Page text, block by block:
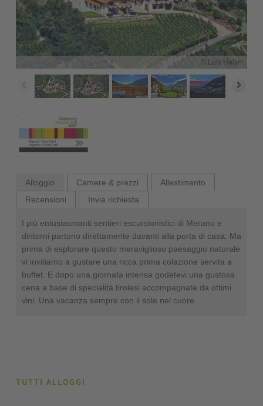
© Luis Haller
Alloggio Camere & prezzi
Allestimento
Recensioni
Invia richiesta
I più entusiasmanti sentieri escursionistici di Merano e
dintorni partono direttamente davanti alla porta di casa. Ma
prima di esplorare questo meraviglioso paesaggio naturale
vi invitiamo a gustare una ricca prima colazione servita a
buffet. E dopo una giornata intensa godetevi una gustosa
cena a base di specialità tirolesi accompagnate da ottimi
vini. Una vacanza sempre con il sole nel cuore.
TUTTI ALLOGGI